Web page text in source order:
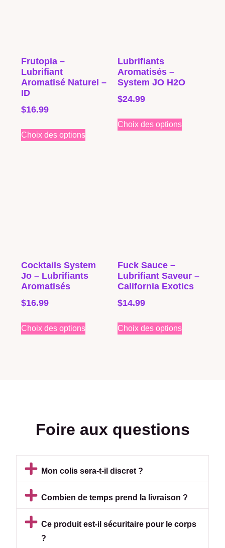
Frutopia –
Lubrifiant
Aromatisé Naturel –
ID
$16.99
Choix des options
Lubrifiants
Aromatisés –
System JO H2O
$24.99
Choix des options
Cocktails System
Jo – Lubrifiants
Aromatisés
$16.99
Choix des options
Fuck Sauce –
Lubrifiant Saveur –
California Exotics
$14.99
Choix des options
Foire aux questions
Mon colis sera-t-il discret ?
Combien de temps prend la livraison ?
Ce produit est-il sécuritaire pour le corps
?